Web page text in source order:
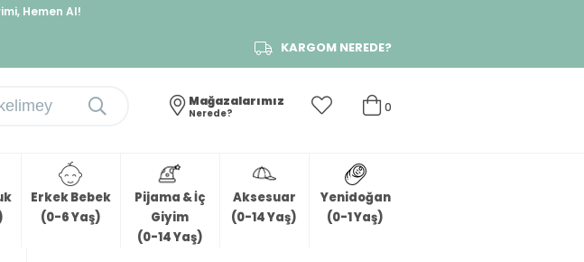
Hemen Al!
KARGOM NEREDE?
0
Mağazalarımız
Nerede?
Erkek Bebek
(0-6 Yaş)
Pijama & İç
Giyim
(0-14 Yaş)
Aksesuar
(0-14 Yaş)
Yenidoğan
(0-1 Yaş)